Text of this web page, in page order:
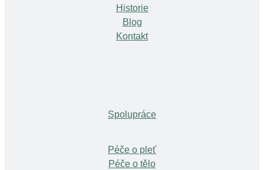
Historie
Blog
Kontakt
Spolupráce
Péče o pleť
Péče o tělo